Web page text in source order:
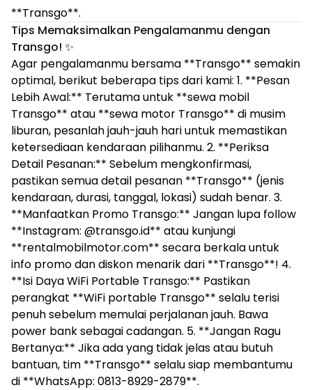
**Transgo**.
Tips Memaksimalkan Pengalamanmu dengan
Transgo! ✨
Agar pengalamanmu bersama **Transgo** semakin
optimal, berikut beberapa tips dari kami: 1. **Pesan
Lebih Awal:** Terutama untuk **sewa mobil
Transgo** atau **sewa motor Transgo** di musim
liburan, pesanlah jauh-jauh hari untuk memastikan
ketersediaan kendaraan pilihanmu. 2. **Periksa
Detail Pesanan:** Sebelum mengkonfirmasi,
pastikan semua detail pesanan **Transgo** (jenis
kendaraan, durasi, tanggal, lokasi) sudah benar. 3.
**Manfaatkan Promo Transgo:** Jangan lupa follow
**Instagram: @transgo.id** atau kunjungi
**rentalmobilmotor.com** secara berkala untuk
info promo dan diskon menarik dari **Transgo**! 4.
**Isi Daya WiFi Portable Transgo:** Pastikan
perangkat **WiFi portable Transgo** selalu terisi
penuh sebelum memulai perjalanan jauh. Bawa
power bank sebagai cadangan. 5. **Jangan Ragu
Bertanya:** Jika ada yang tidak jelas atau butuh
bantuan, tim **Transgo** selalu siap membantumu
di **WhatsApp: 0813-8929-2879**.